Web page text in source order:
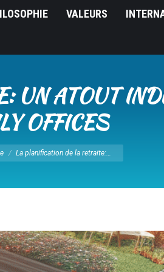
VALEURS
UN ATOUT
OFFICES
La planification de la retraite:…